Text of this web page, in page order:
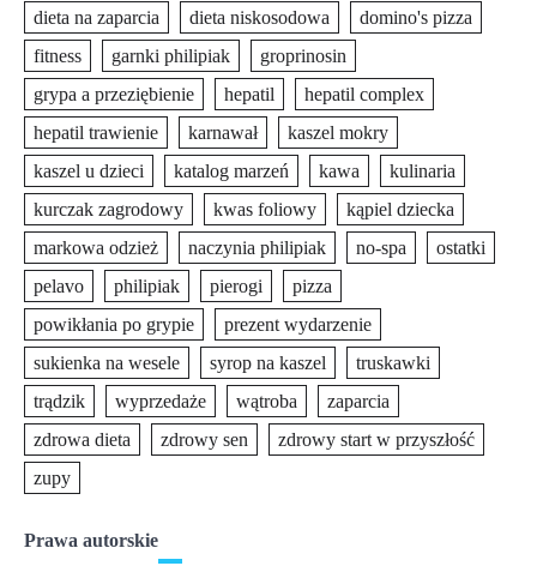
dieta na zaparcia
dieta niskosodowa
domino's pizza
fitness
garnki philipiak
groprinosin
grypa a przeziębienie
hepatil
hepatil complex
hepatil trawienie
karnawał
kaszel mokry
kaszel u dzieci
katalog marzeń kawa
kulinaria
kurczak zagrodowy
kwas foliowy
kąpiel dziecka
markowa odzież
naczynia philipiak no-spa
ostatki
pelavo
philipiak pierogi
pizza
powikłania po grypie
prezent wydarzenie
sukienka na wesele
syrop na kaszel
truskawki
trądzik
wyprzedaże wątroba
zaparcia
zdrowa dieta
zdrowy sen
zdrowy start w przyszłość
zupy
Prawa autorskie